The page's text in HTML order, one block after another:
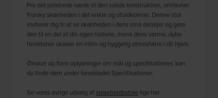
Fra det polstrede sæde til den solide konstruktion, omfavner
Franky skønheden i det enkle og ufuldkomne. Denne stol
inviterer dig til at se skønheden i dens små detaljer og gøre
den til en del af din egen historie, mens dens varme, dybe
farvetoner skaber en intim og hyggelig atmosfære i dit hjem.
Ønsker du flere oplysninger om mål og specifikationer, kan
du finde dem under fanebladet Specifikationer.
Se vores øvrige udvalg af spisebordsstole lige her.